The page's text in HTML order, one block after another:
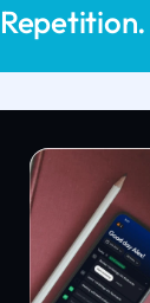
Repetition.